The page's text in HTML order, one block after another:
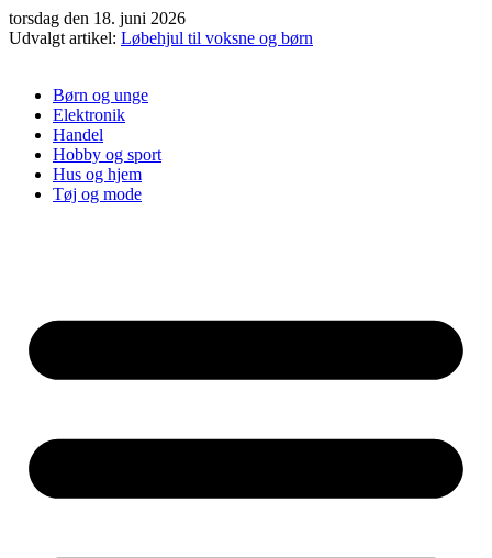
Videre
til
torsdag den 18. juni 2026
Udvalgt artikel: Løbehjul til voksne og børn
Børn og unge
Elektronik
Handel
Hobby og sport
Hus og hjem
Tøj og mode